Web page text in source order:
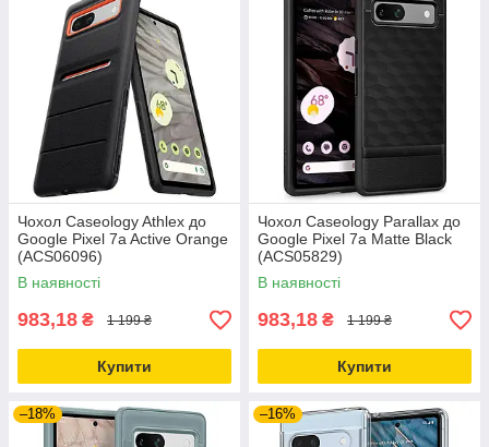
Чохол Caseology Athlex до
Google Pixel 7a Active Orange
(ACS06096)
В наявності
983,18 ₴ 1 199 ₴
Купити
Чохол Caseology Parallax до
Google Pixel 7a Matte Black
(ACS05829)
В наявності
983,18 ₴ 1 199 ₴
Купити
–18% –16%